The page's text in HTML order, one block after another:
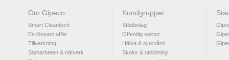
Om Gipeco
Smart Cleantech
En lönsam affär
Tillverkning
Samarbeten & nätverk
Kundgrupper
Städbolag
Offentlig sektor
Hälsa & sjukvård
Skolor & utbildning